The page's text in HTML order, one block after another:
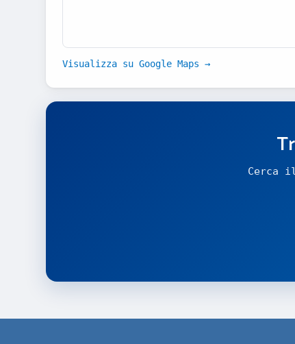
Visualizza su Google Maps →
Cerca